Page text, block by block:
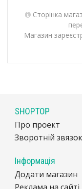
Сторінка
Магазин
SHOPTOP
Про проект
Зворотній звязок
Інформація
Додати магазин